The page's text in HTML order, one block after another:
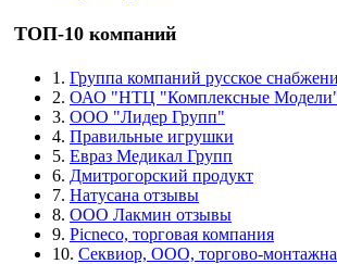
ТОП-10 компаний
1. Группа компаний русское
2. ОАО "НТЦ "Комплексные
3. ООО "Лидер Групп"
4. Правильные игрушки
5. Евраз Медикал Групп
6. Дмитрогорский продукт
7. Натусана отзывы
8. ООО Лакмин отзывы
9. Picneco, торговая компания
10. Секвиор, ООО, торгово-